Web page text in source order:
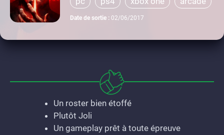
Date de sortie : 02/06/2017
Un roster bien étoffé
Plutôt Joli
Un gameplay prêt à toute épreuve